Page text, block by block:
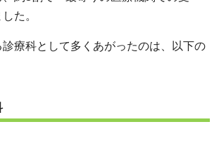
た。
療科として多くあがったのは、以下の